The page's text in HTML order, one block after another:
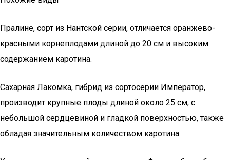
Пралине, сорт из Нантской серии, отличается оранжево-
красными корнеплодами длиной до 20 см и высоким
содержанием каротина.
Сахарная Лакомка, гибрид из сортосерии Император,
производит крупные плоды длиной около 25 см, с
небольшой сердцевиной и гладкой поверхностью, также
обладая значительным количеством каротина.